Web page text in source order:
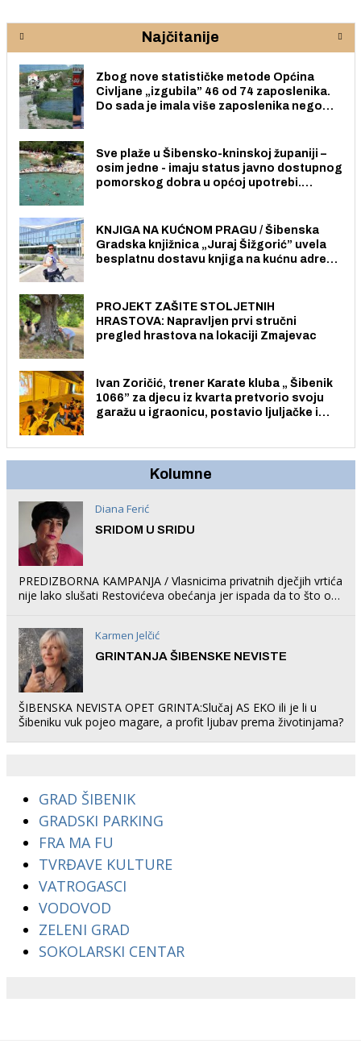
Najčitanije
Zbog nove statističke metode Općina
Civljane „izgubila” 46 od 74 zaposlenika.
Do sada je imala više zaposlenika nego
Sve plaže u Šibensko-kninskoj županiji –
osim jedne - imaju status javno dostupnog
pomorskog dobra u općoj upotrebi.
KNJIGA NA KUĆNOM PRAGU / Šibenska
Gradska knjižnica „Juraj Šižgorić” uvela
besplatnu dostavu knjiga na kućnu adresu
PROJEKT ZAŠITE STOLJETNIH
HRASTOVA: Napravljen prvi stručni
pregled hrastova na lokaciji Zmajevac
Ivan Zoričić, trener Karate kluba „ Šibenik
1066” za djecu iz kvarta pretvorio svoju
garažu u igraonicu, postavio ljuljačke i
Kolumne
Diana Ferić
SRIDOM U SRIDU
PREDIZBORNA KAMPANJA / Vlasnicima privatnih dječjih vrtića
nije lako slušati Restovićeva obećanja jer ispada da to što oni
Karmen Jelčić
GRINTANJA ŠIBENSKE NEVISTE
ŠIBENSKA NEVISTA OPET GRINTA:Slučaj AS EKO ili je li u
Šibeniku vuk pojeo magare, a profit ljubav prema životinjama?
GRAD ŠIBENIK
GRADSKI PARKING
FRA MA FU
TVRĐAVE KULTURE
VATROGASCI
VODOVOD
ZELENI GRAD
SOKOLARSKI CENTAR